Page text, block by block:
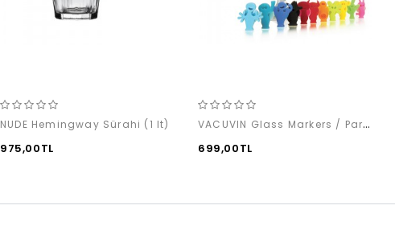
NUDE Hemingway Sürahi (1 lt)
975,00TL
VACUVIN Glass Markers / Party (12'li)
699,00TL